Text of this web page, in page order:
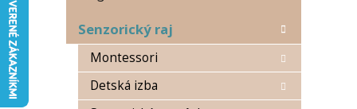
Senzorický raj
Montessori
Detská izba